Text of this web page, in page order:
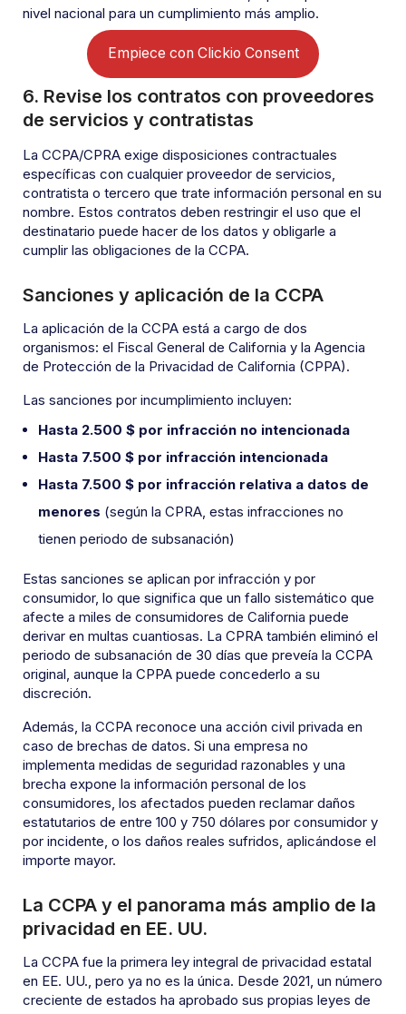
nivel nacional para un cumplimiento más amplio.
Empiece con Clickio Consent
6. Revise los contratos con proveedores
de servicios y contratistas
La CCPA/CPRA exige disposiciones contractuales
específicas con cualquier proveedor de servicios,
contratista o tercero que trate información personal en su
nombre. Estos contratos deben restringir el uso que el
destinatario puede hacer de los datos y obligarle a
cumplir las obligaciones de la CCPA.
Sanciones y aplicación de la CCPA
La aplicación de la CCPA está a cargo de dos
organismos: el Fiscal General de California y la Agencia
de Protección de la Privacidad de California (CPPA).
Las sanciones por incumplimiento incluyen:
Hasta 2.500 $ por infracción no intencionada
Hasta 7.500 $ por infracción intencionada
Hasta 7.500 $ por infracción relativa a datos de
menores (según la CPRA, estas infracciones no
tienen periodo de subsanación)
Estas sanciones se aplican por infracción y por
consumidor, lo que significa que un fallo sistemático que
afecte a miles de consumidores de California puede
derivar en multas cuantiosas. La CPRA también eliminó el
periodo de subsanación de 30 días que preveía la CCPA
original, aunque la CPPA puede concederlo a su
discreción.
Además, la CCPA reconoce una acción civil privada en
caso de brechas de datos. Si una empresa no
implementa medidas de seguridad razonables y una
brecha expone la información personal de los
consumidores, los afectados pueden reclamar daños
estatutarios de entre 100 y 750 dólares por consumidor y
por incidente, o los daños reales sufridos, aplicándose el
importe mayor.
La CCPA y el panorama más amplio de la
privacidad en EE. UU.
La CCPA fue la primera ley integral de privacidad estatal
en EE. UU., pero ya no es la única. Desde 2021, un número
creciente de estados ha aprobado sus propias leyes de